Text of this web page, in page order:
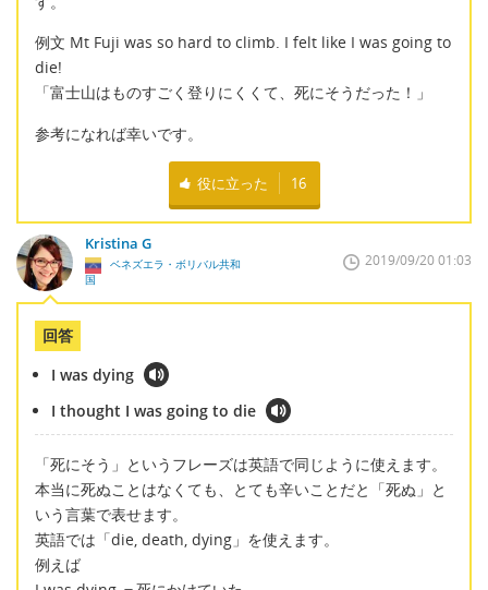
例文 Mt Fuji was so hard to climb. I felt like I was going to
die!
「富士山はものすごく登りにくくて、死にそうだった！」
参考になれば幸いです。
役に立った 16
Kristina G
ベネズエラ・ボリバル共和
国
2019/09/20 01:03
回答
I was dying
I thought I was going to die
「死にそう」というフレーズは英語で同じように使えます。
本当に死ぬことはなくても、とても辛いことだと「死ぬ」と
いう言葉で表せます。
英語では「die, death, dying」を使えます。
例えば